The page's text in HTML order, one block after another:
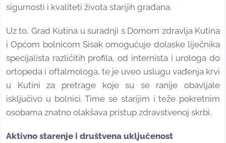
sigurnosti i kvaliteti života starijih građana.
Uz to, Grad Kutina u suradnji s Domom zdravlja Kutina
i Općom bolnicom Sisak omogućuje dolaske liječnika
specijalista različitih profila, od internista i urologa do
ortopeda i oftalmologa, te je uveo uslugu vađenja krvi
u Kutini za pretrage koje su se ranije obavljale
isključivo u bolnici. Time se starijim i teže pokretnim
osobama znatno olakšava pristup zdravstvenoj skrbi.
Aktivno starenje i društvena uključenost